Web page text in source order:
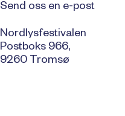
Send oss en e-post
Nordlysfestivalen
Postboks 966,
9260 Tromsø